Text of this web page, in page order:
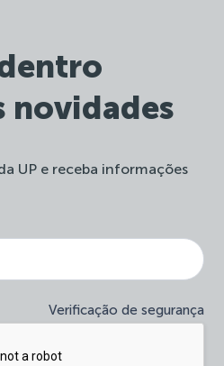
novidades
UP e receba informações
site-
newsletter
Verificação de segurança
você
é
humano,
este
campo